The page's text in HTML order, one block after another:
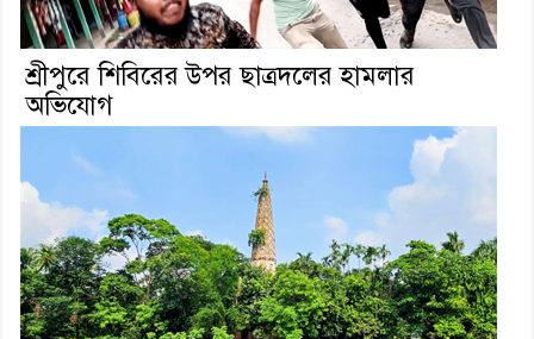
শ্রীপুরে শিবিরের উপর ছাত্রদলের হামলার
অভিযোগ